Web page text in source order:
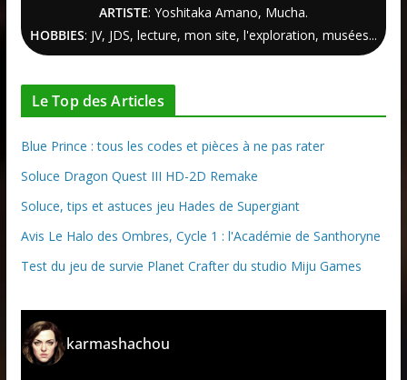
ARTISTE: Yoshitaka Amano, Mucha.
HOBBIES: JV, JDS, lecture, mon site, l'exploration, musées...
Le Top des Articles
Blue Prince : tous les codes et pièces à ne pas rater
Soluce Dragon Quest III HD-2D Remake
Soluce, tips et astuces jeu Hades de Supergiant
Avis Le Halo des Ombres, Cycle 1 : l'Académie de Santhoryne
Test du jeu de survie Planet Crafter du studio Miju Games
karmashachou